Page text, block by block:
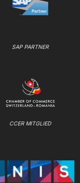
SAP PARTNER
CCER MITGLIED